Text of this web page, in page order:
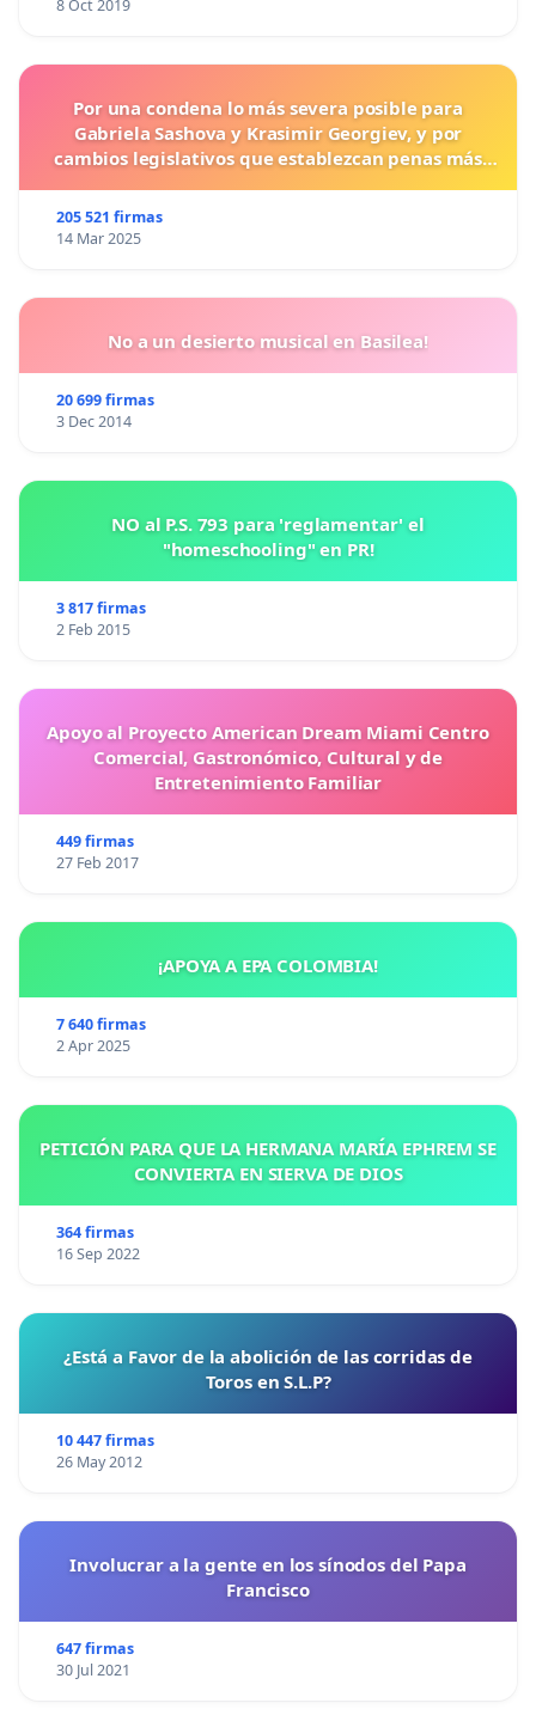
8 Oct 2019
Por una condena lo más severa posible para
Gabriela Sashova y Krasimir Georgiev, y por
cambios legislativos que establezcan penas más
205 521 firmas
14 Mar 2025
No a un desierto musical en Basilea!
20 699 firmas
3 Dec 2014
NO al P.S. 793 para 'reglamentar' el
"homeschooling" en PR!
3 817 firmas
2 Feb 2015
Apoyo al Proyecto American Dream Miami Centro
Comercial, Gastronómico, Cultural y de
Entretenimiento Familiar
449 firmas
27 Feb 2017
¡APOYA A EPA COLOMBIA!
7 640 firmas
2 Apr 2025
PETICIÓN PARA QUE LA HERMANA MARÍA EPHREM SE
CONVIERTA EN SIERVA DE DIOS
364 firmas
16 Sep 2022
¿Está a Favor de la abolición de las corridas de
Toros en S.L.P?
10 447 firmas
26 May 2012
Involucrar a la gente en los sínodos del Papa
Francisco
647 firmas
30 Jul 2021